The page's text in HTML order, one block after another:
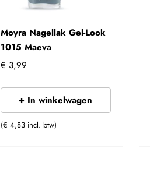
Moyra Nagellak Gel-Look
1015 Maeva
€ 3,99
+ In winkelwagen
(€ 4,83 incl. btw)